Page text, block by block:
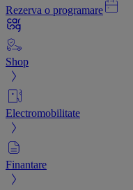
Rezerva o programare
Shop
Electromobilitate
Finantare